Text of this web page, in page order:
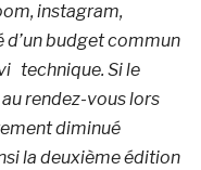
instagram,
budget commun
technique. Si le
rendez-vous lors
diminué
la deuxième édition